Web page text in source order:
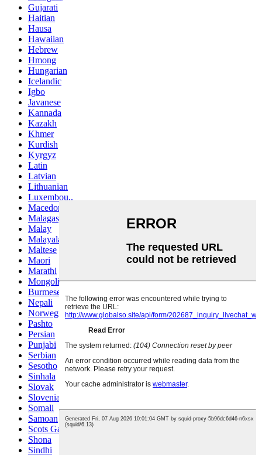
Gujarati
Haitian
Hausa
Hawaiian
Hebrew
Hmong
Hungarian
Icelandic
Igbo
Javanese
Kannada
Kazakh
Khmer
Kurdish
Kyrgyz
Latin
Latvian
Lithuanian
Luxembou..
Macedonian
Malagasy
Malay
Malayalam
Maltese
Maori
Marathi
Mongolian
Burmese
Nepali
Norwegian
Pashto
Persian
Punjabi
Serbian
Sesotho
Sinhala
Slovak
Slovenian
Somali
Samoan
Scots Gaelic
Shona
Sindhi